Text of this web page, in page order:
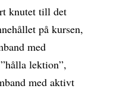
knutet till det
på kursen,
med
lektion”,
med aktivt